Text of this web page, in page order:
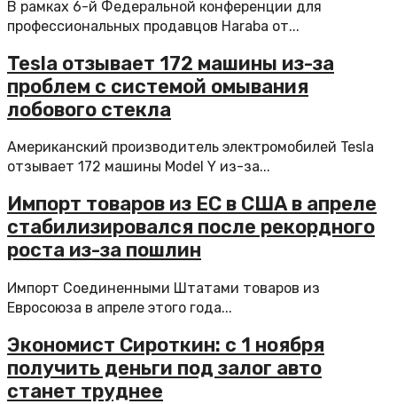
В рамках 6-й Федеральной конференции для
профессиональных продавцов Haraba от...
Tesla отзывает 172 машины из-за
проблем с системой омывания
лобового стекла
Американский производитель электромобилей Tesla
отзывает 172 машины Model Y из-за...
Импорт товаров из ЕС в США в апреле
стабилизировался после рекордного
роста из-за пошлин
Импорт Соединенными Штатами товаров из
Евросоюза в апреле этого года...
Экономист Сироткин: с 1 ноября
получить деньги под залог авто
станет труднее